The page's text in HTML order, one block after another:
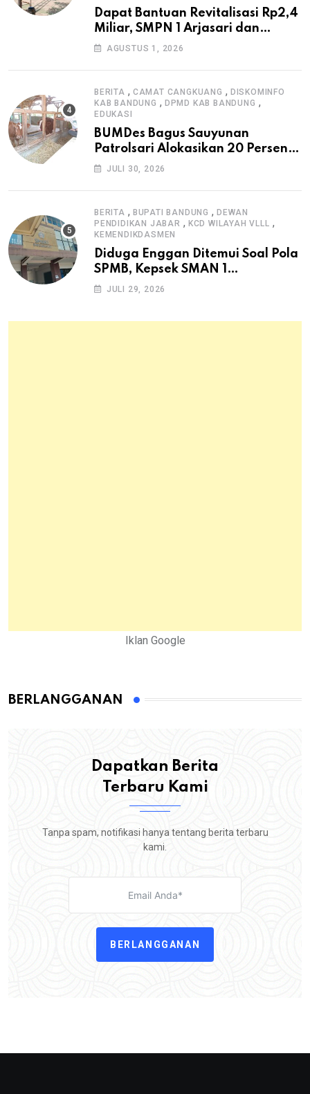
Dapat Bantuan Revitalisasi Rp2,4
Miliar, SMPN 1 Arjasari dan
Masyarakat Sambut Antusias
AGUSTUS 1, 2026
BERITA , CAMAT CANGKUANG , DISKOMINFO
KAB BANDUNG , DPMD KAB BANDUNG ,
EDUKASI
BUMDes Bagus Sauyunan
Patrolsari Alokasikan 20 Persen
Dana Desa untuk Ketahanan
JULI 30, 2026
BERITA , BUPATI BANDUNG ,DEWAN
PENDIDIKAN JABAR , KCD WILAYAH VLLL ,
KEMENDIKDASMEN
Diduga Enggan Ditemui Soal Pola
SPMB, Kepsek SMAN 1
Dayeuhkolot Dikeluhkan Orang
JULI 29, 2026
Iklan Google
BERLANGGANAN
Dapatkan Berita
Terbaru Kami
Tanpa spam, notifikasi hanya tentang berita terbaru
kami.
BERLANGGANAN